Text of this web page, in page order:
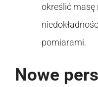
określić masę
pomiarami.
Nowe